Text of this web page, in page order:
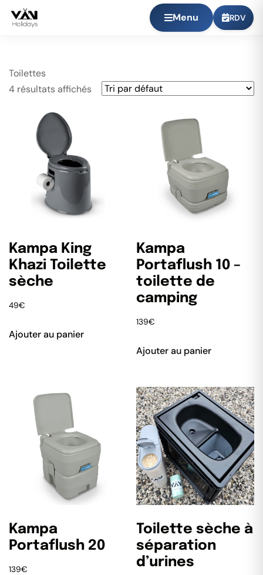
Menu RDV
Toilettes
4 résultats affichés
Kampa King
Khazi Toilette
sèche
49€
Ajouter au panier
Kampa
Portaflush 10 –
toilette de
camping
139€
Ajouter au panier
Kampa
Portaflush 20
139€
Toilette sèche à
séparation
d’urines